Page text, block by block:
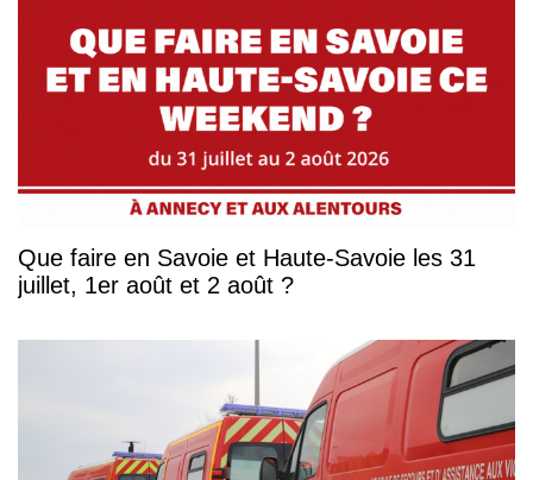
Que faire en Savoie et Haute-Savoie les 31
juillet, 1er août et 2 août ?